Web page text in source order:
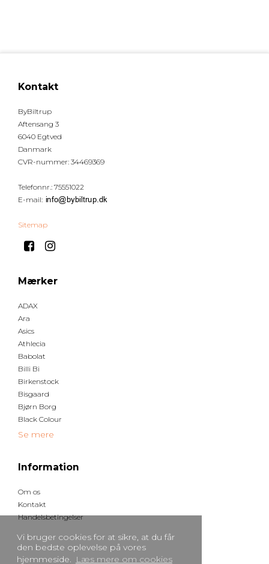
Vi bruger cookies for at sikre, at du får
den bedste oplevelse på vores
hjemmeside. Læs mere om cookies
Kontakt
ByBiltrup
Aftensang 3
6040 Egtved
Danmark
CVR-nummer: 34469369
Telefonnr. : 75551022
E-mail:
Sitemap
Mærker
ADAX
Ara
Asics
Athlecia
Babolat
Billi Bi
Birkenstock
Bisgaard
Bjørn Borg
Black Colour
Se mere
Information
Om os
Kontakt
Handelsbetingelser